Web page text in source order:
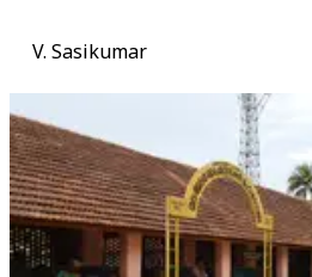
V. Sasikumar